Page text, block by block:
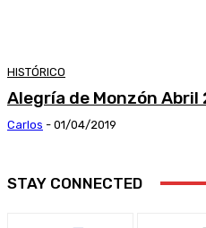
HISTÓRICO
Alegría de Monzón Abril
Carlos - 01/04/2019
STAY CONNECTED